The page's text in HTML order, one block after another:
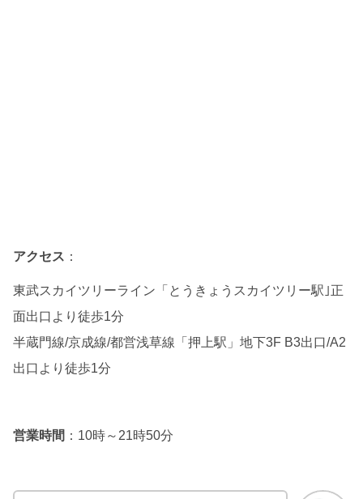
アクセス ：
東武スカイツリーライン「とうきょうスカイツリー駅｣正
面出口より徒歩1分
半蔵門線/京成線/都営浅草線「押上駅」地下3F B3出口/A2
出口より徒歩1分
営業時間 ：10時～21時50分